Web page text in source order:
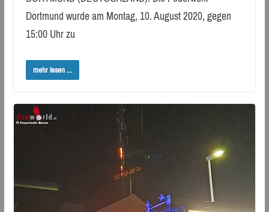
Dortmund wurde am Montag, 10. August 2020, gegen
15:00 Uhr zu
mehr lesen ...